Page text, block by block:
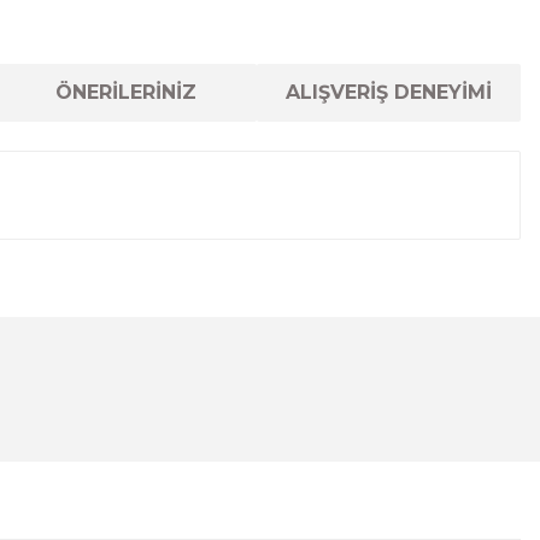
ÖNERİLERİNİZ ALIŞVERİŞ DENEYİMİ